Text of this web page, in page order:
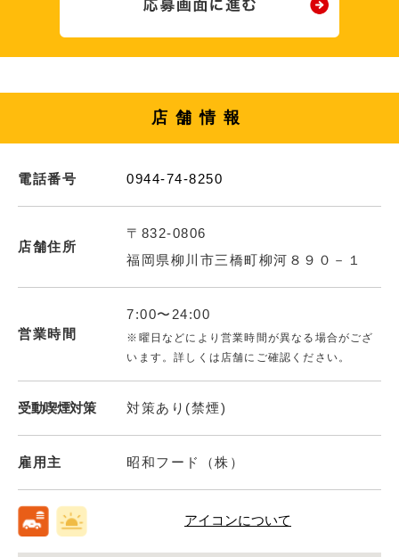
店舗情報
電話番号 0944-74-8250
店舗住所
〒832-0806
福岡県柳川市三橋町柳河８９０－１
営業時間
7:00〜24:00
※曜日などにより営業時間が異なる場合がござ
います。詳しくは店舗にご確認ください。
受動喫煙対策 対策あり(禁煙)
雇用主 昭和フード（株）
アイコンについて